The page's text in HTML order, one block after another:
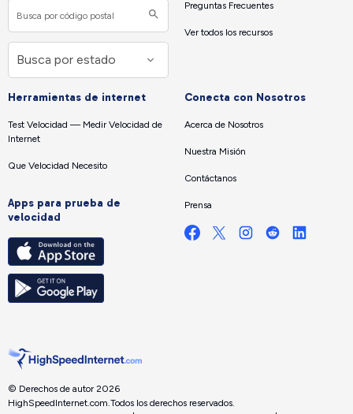
Preguntas Frecuentes
Ver todos los recursos
Herramientas de internet
Test Velocidad — Medir Velocidad de
Internet
Que Velocidad Necesito
Apps para prueba de
velocidad
Conecta con Nosotros
Acerca de Nosotros
Nuestra Misión
Contáctanos
Prensa
© Derechos de autor 2026
HighSpeedInternet.com.Todos los derechos reservados.